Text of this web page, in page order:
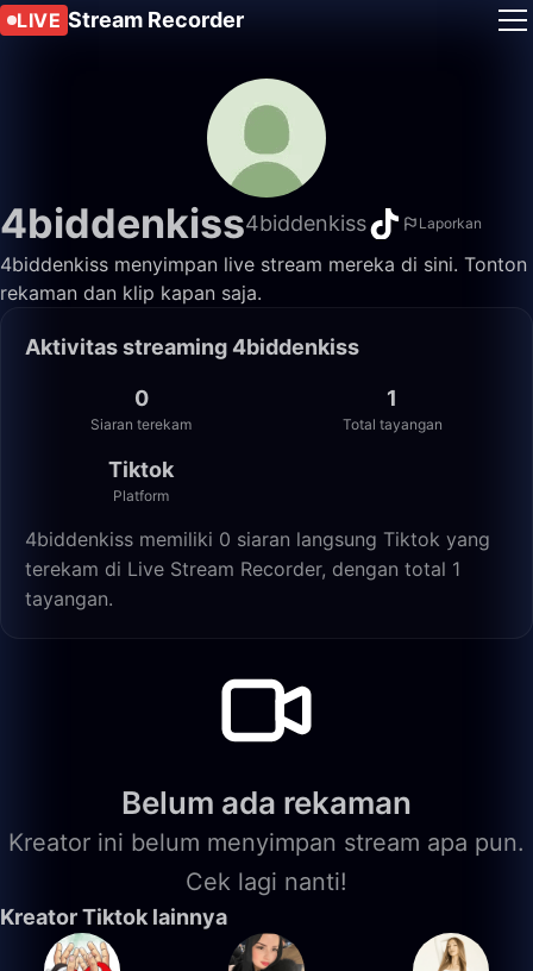
LIVE Stream Recorder
4biddenkiss4biddenkiss Laporkan
4biddenkiss menyimpan live stream mereka di sini. Tonton
rekaman dan klip kapan saja.
Aktivitas streaming 4biddenkiss
0
Siaran terekam
1
Total tayangan
Tiktok
Platform
4biddenkiss memiliki 0 siaran langsung Tiktok yang
terekam di Live Stream Recorder, dengan total 1
tayangan.
Belum ada rekaman
Kreator ini belum menyimpan stream apa pun.
Cek lagi nanti!
Kreator Tiktok lainnya